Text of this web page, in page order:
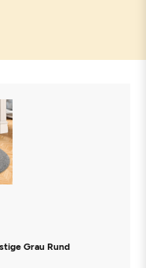
Grau Rund